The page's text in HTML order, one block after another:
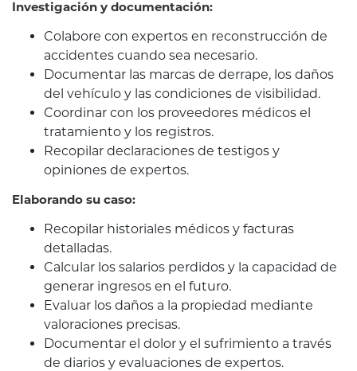
Investigación y documentación:
Colabore con expertos en reconstrucción de
accidentes cuando sea necesario.
Documentar las marcas de derrape, los daños
del vehículo y las condiciones de visibilidad.
Coordinar con los proveedores médicos el
tratamiento y los registros.
Recopilar declaraciones de testigos y
opiniones de expertos.
Elaborando su caso:
Recopilar historiales médicos y facturas
detalladas.
Calcular los salarios perdidos y la capacidad de
generar ingresos en el futuro.
Evaluar los daños a la propiedad mediante
valoraciones precisas.
Documentar el dolor y el sufrimiento a través
de diarios y evaluaciones de expertos.